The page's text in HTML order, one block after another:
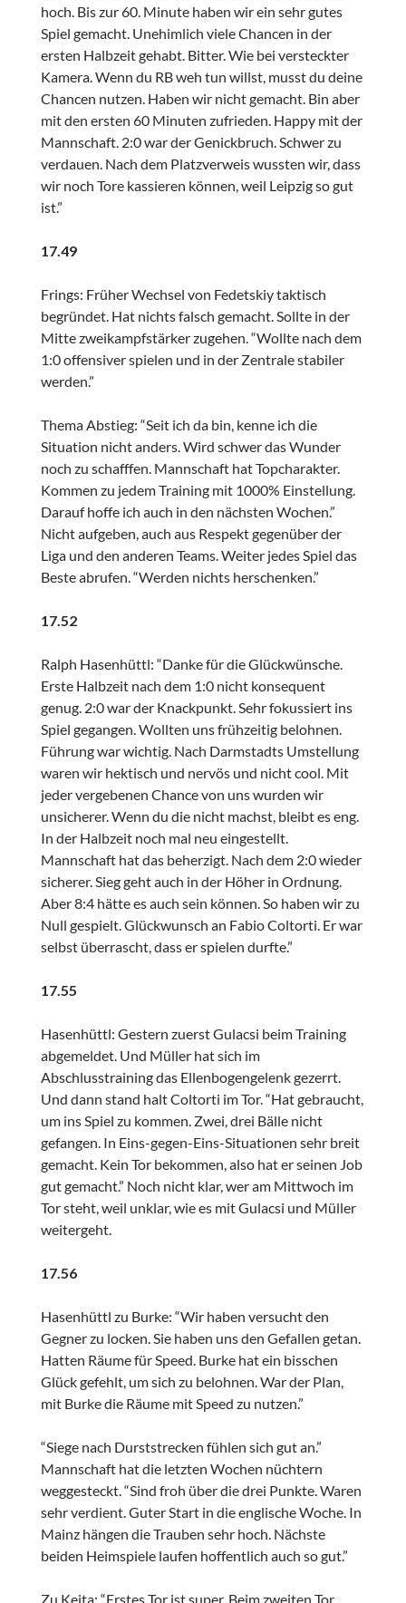
hoch. Bis zur 60. Minute haben wir ein sehr gutes
Spiel gemacht. Unehimlich viele Chancen in der
ersten Halbzeit gehabt. Bitter. Wie bei versteckter
Kamera. Wenn du RB weh tun willst, musst du deine
Chancen nutzen. Haben wir nicht gemacht. Bin aber
mit den ersten 60 Minuten zufrieden. Happy mit der
Mannschaft. 2:0 war der Genickbruch. Schwer zu
verdauen. Nach dem Platzverweis wussten wir, dass
wir noch Tore kassieren können, weil Leipzig so gut
ist.”
17.49
Frings: Früher Wechsel von Fedetskiy taktisch
begründet. Hat nichts falsch gemacht. Sollte in der
Mitte zweikampfstärker zugehen. “Wollte nach dem
1:0 offensiver spielen und in der Zentrale stabiler
werden.”
Thema Abstieg: “Seit ich da bin, kenne ich die
Situation nicht anders. Wird schwer das Wunder
noch zu schafffen. Mannschaft hat Topcharakter.
Kommen zu jedem Training mit 1000% Einstellung.
Darauf hoffe ich auch in den nächsten Wochen.”
Nicht aufgeben, auch aus Respekt gegenüber der
Liga und den anderen Teams. Weiter jedes Spiel das
Beste abrufen. “Werden nichts herschenken.”
17.52
Ralph Hasenhüttl: “Danke für die Glückwünsche.
Erste Halbzeit nach dem 1:0 nicht konsequent
genug. 2:0 war der Knackpunkt. Sehr fokussiert ins
Spiel gegangen. Wollten uns frühzeitig belohnen.
Führung war wichtig. Nach Darmstadts Umstellung
waren wir hektisch und nervös und nicht cool. Mit
jeder vergebenen Chance von uns wurden wir
unsicherer. Wenn du die nicht machst, bleibt es eng.
In der Halbzeit noch mal neu eingestellt.
Mannschaft hat das beherzigt. Nach dem 2:0 wieder
sicherer. Sieg geht auch in der Höher in Ordnung.
Aber 8:4 hätte es auch sein können. So haben wir zu
Null gespielt. Glückwunsch an Fabio Coltorti. Er war
selbst überrascht, dass er spielen durfte.”
17.55
Hasenhüttl: Gestern zuerst Gulacsi beim Training
abgemeldet. Und Müller hat sich im
Abschlusstraining das Ellenbogengelenk gezerrt.
Und dann stand halt Coltorti im Tor. “Hat gebraucht,
um ins Spiel zu kommen. Zwei, drei Bälle nicht
gefangen. In Eins-gegen-Eins-Situationen sehr breit
gemacht. Kein Tor bekommen, also hat er seinen Job
gut gemacht.” Noch nicht klar, wer am Mittwoch im
Tor steht, weil unklar, wie es mit Gulacsi und Müller
weitergeht.
17.56
Hasenhüttl zu Burke: “Wir haben versucht den
Gegner zu locken. Sie haben uns den Gefallen getan.
Hatten Räume für Speed. Burke hat ein bisschen
Glück gefehlt, um sich zu belohnen. War der Plan,
mit Burke die Räume mit Speed zu nutzen.”
“Siege nach Durststrecken fühlen sich gut an.”
Mannschaft hat die letzten Wochen nüchtern
weggesteckt. “Sind froh über die drei Punkte. Waren
sehr verdient. Guter Start in die englische Woche. In
Mainz hängen die Trauben sehr hoch. Nächste
beiden Heimspiele laufen hoffentlich auch so gut.”
Zu Keita: “Erstes Tor ist super. Beim zweiten Tor